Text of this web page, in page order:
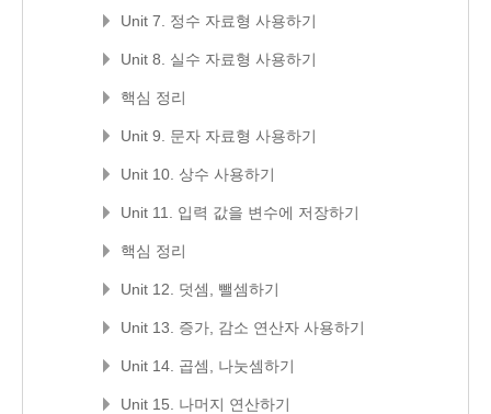
Unit 7. 정수 자료형 사용하기
Unit 8. 실수 자료형 사용하기
핵심 정리
Unit 9. 문자 자료형 사용하기
Unit 10. 상수 사용하기
Unit 11. 입력 값을 변수에 저장하기
핵심 정리
Unit 12. 덧셈, 뺄셈하기
Unit 13. 증가, 감소 연산자 사용하기
Unit 14. 곱셈, 나눗셈하기
Unit 15. 나머지 연산하기